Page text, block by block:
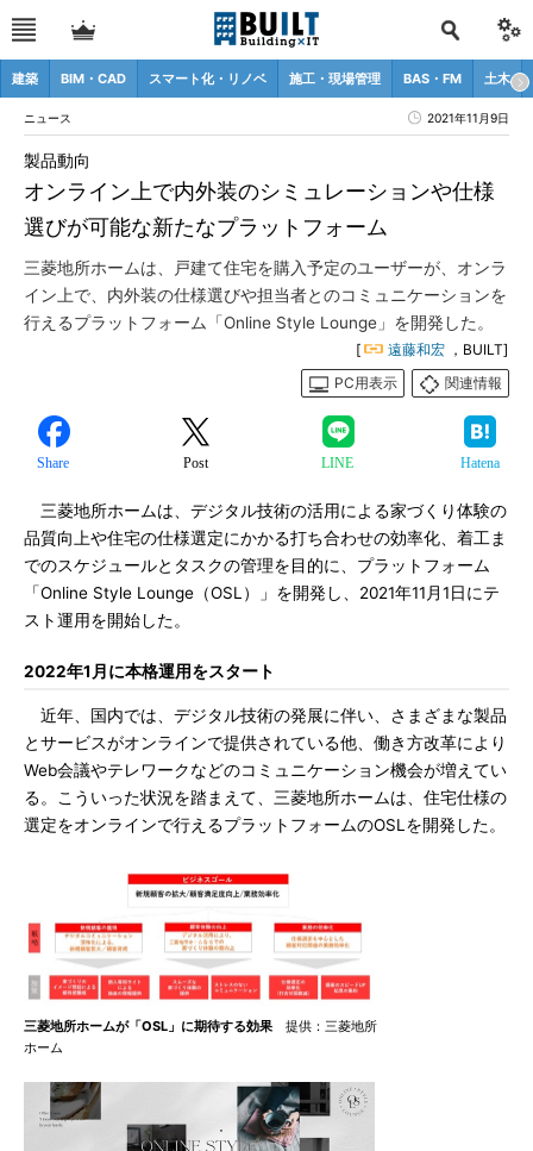
建築 BIM・CAD スマート化・リノベ 施工・現場管理 BAS・FM 土木
ニュース 2021年11月9日
オンライン上で内外装のシミュレーションや仕様
選びが可能な新たなプラットフォーム
製品動向
三菱地所ホームは、戸建て住宅を購入予定のユーザーが、オンラ
イン上で、内外装の仕様選びや担当者とのコミュニケーションを
行えるプラットフォーム「Online Style Lounge」を開発した。
[ 遠藤和宏 ，BUILT]
PC用表示
関連情報
Share Post LINE Hatena
三菱地所ホームは、デジタル技術の活用による家づくり体験の
品質向上や住宅の仕様選定にかかる打ち合わせの効率化、着工ま
でのスケジュールとタスクの管理を目的に、プラットフォーム
「Online Style Lounge（OSL）」を開発し、2021年11月1日にテ
スト運用を開始した。
2022年1月に本格運用をスタート
近年、国内では、デジタル技術の発展に伴い、さまざまな製品
とサービスがオンラインで提供されている他、働き方改革により
Web会議やテレワークなどのコミュニケーション機会が増えてい
る。こういった状況を踏まえて、三菱地所ホームは、住宅仕様の
選定をオンラインで行えるプラットフォームのOSLを開発した。
三菱地所ホームが「OSL」に期待する効果 提供：三菱地所
ホーム